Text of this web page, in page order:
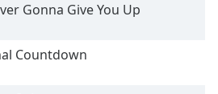
Gonna Give You Up
Countdown